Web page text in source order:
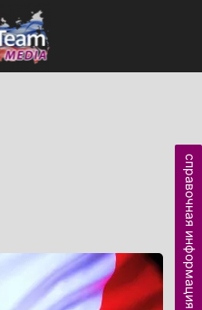
справочная информация